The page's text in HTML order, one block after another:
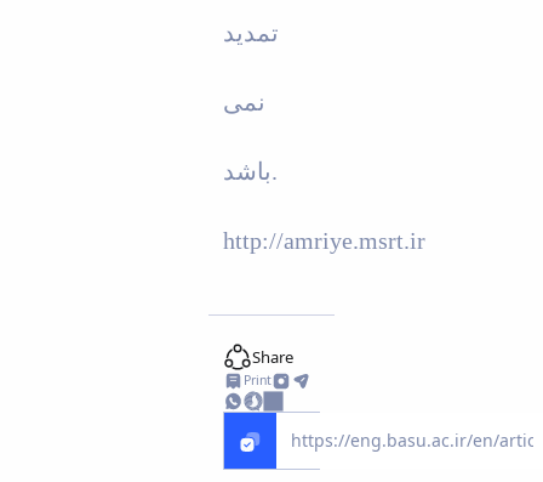
تمدید
نمی
باشد.
http://amriye.msrt.ir
Share
Print